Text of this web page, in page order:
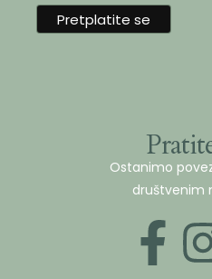
Ostanimo
društvenim